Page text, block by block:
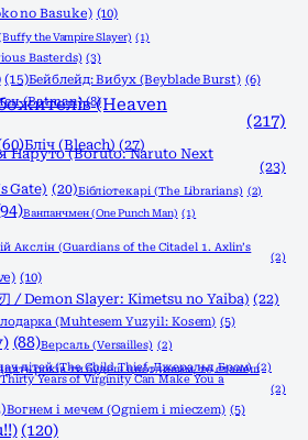
no Basuke) (10)
the Vampire Slayer) (1)
Basterds) (3)
(15)Бейблейд: Вибух (Beyblade Burst) (6)
(Batman) (8)(Heaven
(217)
Бліч (Bleach) (27)
Наруто (Boruto: Naruto Next
(23)
Gate) (20)Бібліотекарі (The Librarians) (2)
Ванпанчмен (One Punch Man) (1)
Акслін (Guardians of the Citadel 1. Axlin’s
(2)
(10)
/ Demon Slayer: Kimetsu no Yaiba) (22)
(Muhtesem Yuzyil: Kosem) (5)
(88)Версаль (Versailles) (2)
дітей (The Child Thief, Джеральд Бром) (2)
років ти будеш цнотливим, то станеш
Years of Virginity Can Make You a
(2)
Вогнем і мечем (Ogniem i mieczem) (5)
(120)